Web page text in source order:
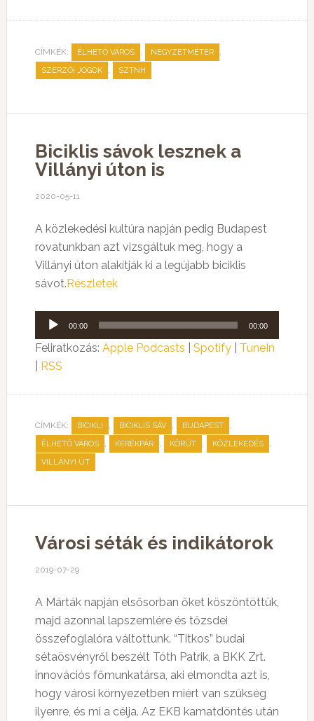
CÍMKÉK: ÉLHETŐ VÁROS , NÉGYZETMÉTER ,
SZERZŐI JOGOK , SZTNH
Biciklis sávok lesznek a
Villányi úton is
2020-05-11
A közlekedési kultúra napján pedig Budapest
rovatunkban azt vizsgáltuk meg, hogy a
Villányi úton alakítják ki a legújabb biciklis
sávot.Részletek
Audió
lejátszó
00:00 00:00
Feliratkozás: Apple Podcasts Spotify| TuneIn
RSS
CÍMKÉK: BICIKLI , BICIKLIS SÁV , BUDAPEST ,
ÉLHETŐ VÁROS , KERÉKPÁR , KÖRÚT , KÖZLEKEDÉS ,
VILLÁNYI ÚT
Városi séták és indikátorok
2019-07-29
A Márták napján elsősorban őket köszöntöttük,
majd azonnal lapszemlére és tőzsdei
összefoglalóra váltottunk. “Titkos” budai
sétaösvényről beszélt Tóth Patrik, a BKK Zrt.
innovációs főmunkatársa, aki elmondta azt is,
hogy városi környezetben miért van szükség
ilyenre, és mi a célja. Az EKB kamatdöntés után